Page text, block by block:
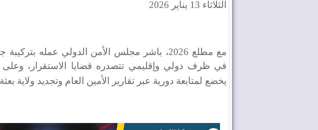
الثلاثاء 13 يناير 2026
مع مطلع 2026، باشر مجلس الأمن الدولي عمله
في ظرف دولي وإقليمي تتصدره قضايا الاستقرار،
يخضع لمتابعة دورية عبر تقارير الأمين العام وتجديد ولاية